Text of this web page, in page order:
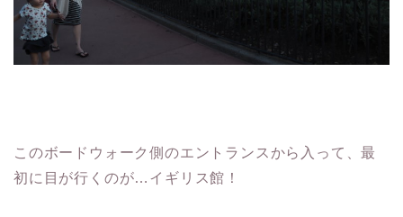
このボードウォーク側のエントランスから入って、最
初に目が行くのが…イギリス館！